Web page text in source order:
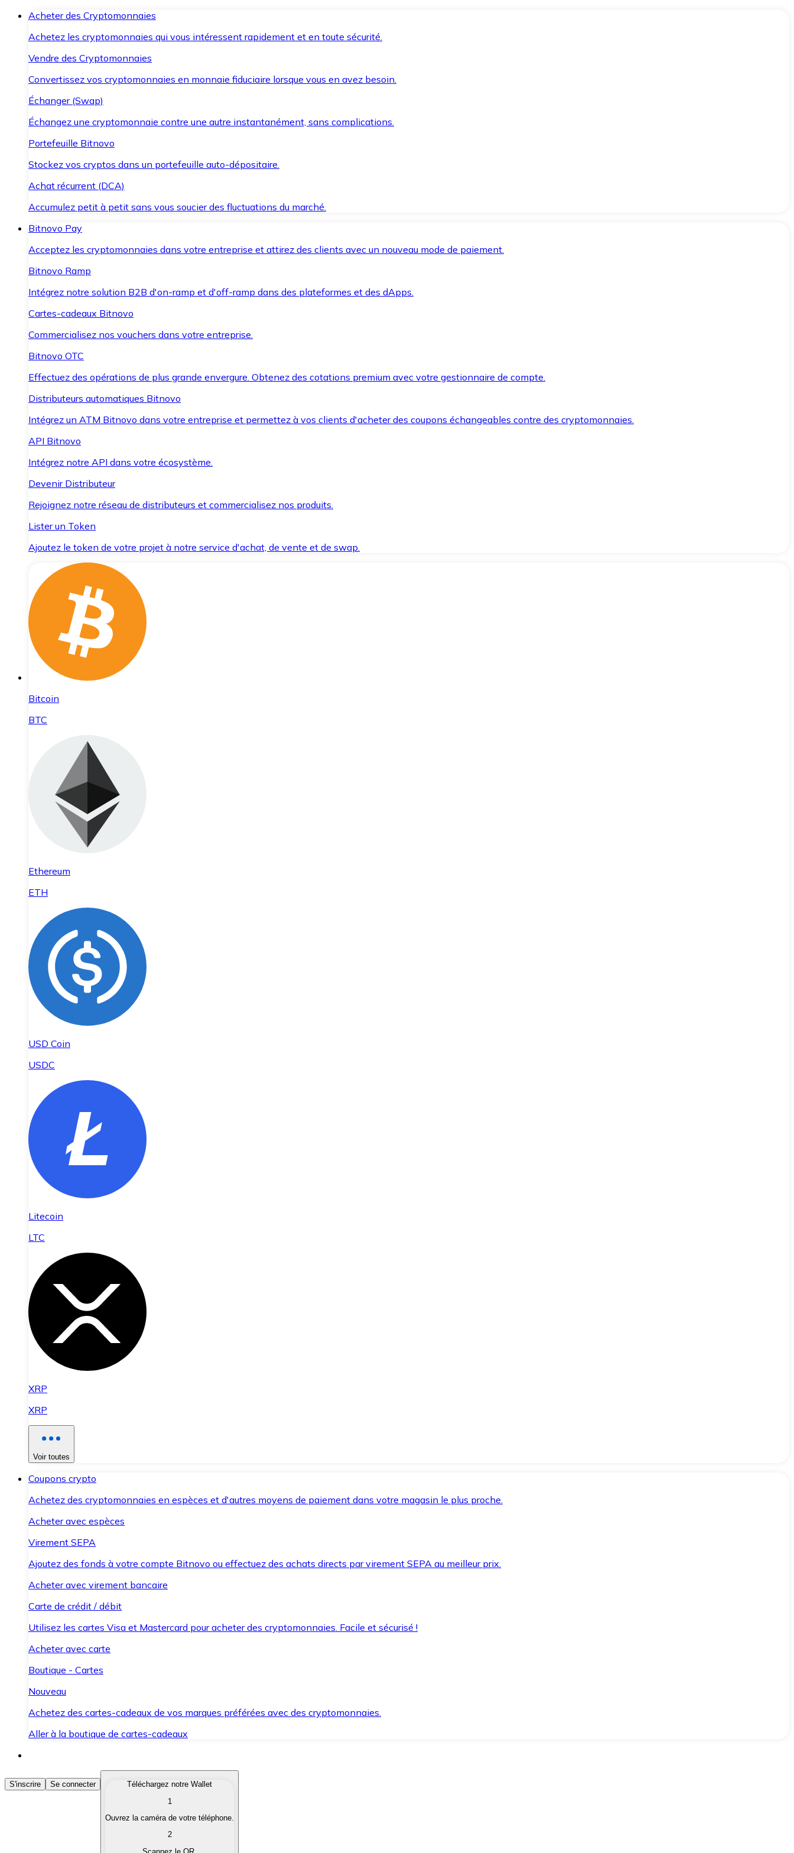
Acheter des Cryptomonnaies
Achetez les cryptomonnaies qui vous intéressent rapidement et en toute sécurité.
Vendre des Cryptomonnaies
Convertissez vos cryptomonnaies en monnaie fiduciaire lorsque vous en avez besoin.
Échanger (Swap)
Échangez une cryptomonnaie contre une autre instantanément, sans complications.
Portefeuille Bitnovo
Stockez vos cryptos dans un portefeuille auto-dépositaire.
Achat récurrent (DCA)
Accumulez petit à petit sans vous soucier des fluctuations du marché.
Bitnovo Pay
Acceptez les cryptomonnaies dans votre entreprise et attirez des clients avec un nouveau mode de paiement.
Bitnovo Ramp
Intégrez notre solution B2B d'on-ramp et d'off-ramp dans des plateformes et des dApps.
Cartes-cadeaux Bitnovo
Commercialisez nos vouchers dans votre entreprise.
Bitnovo OTC
Effectuez des opérations de plus grande envergure. Obtenez des cotations premium avec votre gestionnaire de compte.
Distributeurs automatiques Bitnovo
Intégrez un ATM Bitnovo dans votre entreprise et permettez à vos clients d'acheter des coupons échangeables contre des cryptomonnaies.
API Bitnovo
Intégrez notre API dans votre écosystème.
Devenir Distributeur
Rejoignez notre réseau de distributeurs et commercialisez nos produits.
Lister un Token
Ajoutez le token de votre projet à notre service d'achat, de vente et de swap.
Bitcoin
BTC
Ethereum
ETH
USD Coin
USDC
Litecoin
LTC
XRP
XRP
Voir toutes
Coupons crypto
Achetez des cryptomonnaies en espèces et d'autres moyens de paiement dans votre magasin le plus proche.
Acheter avec espèces
Virement SEPA
Ajoutez des fonds à votre compte Bitnovo ou effectuez des achats directs par virement SEPA au meilleur prix.
Acheter avec virement bancaire
Carte de crédit / débit
Utilisez les cartes Visa et Mastercard pour acheter des cryptomonnaies. Facile et sécurisé !
Acheter avec carte
Boutique - Cartes
Nouveau
Achetez des cartes-cadeaux de vos marques préférées avec des cryptomonnaies.
Aller à la boutique de cartes-cadeaux
Acheter des Cryptomonnaies
Achetez les cryptomonnaies qui vous intéressent rapidement et en toute sécurité.
Convertissez vos cryptomonnaies en monnaie fiduciaire lorsque vous en avez besoin.
S'inscrire Se connecter
Téléchargez notre Wallet
1
Ouvrez la caméra de votre téléphone.
2